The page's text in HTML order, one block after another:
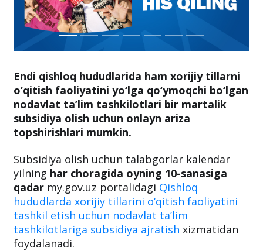
Endi qishloq hududlarida ham xorijiy tillarni
o‘qitish faoliyatini yo‘lga qo‘ymoqchi bo‘lgan
nodavlat ta’lim tashkilotlari bir martalik
subsidiya olish uchun onlayn ariza
topshirishlari mumkin.
Subsidiya olish uchun talabgorlar kalendar
yilning har choragida oyning 10-sanasiga
qadar my.gov.uz portalidagi Qishloq
hududlardа xorijiy tillarini o‘qitish faoliyatini
tashkil etish uchun nodavlat ta’lim
tashkilotlariga subsidiya аjratish xizmatidan
foydalanadi.